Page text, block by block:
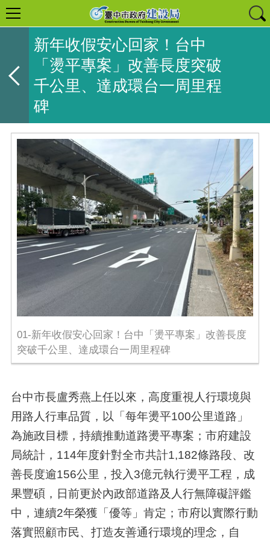
新年收假安心回家！台中
「燙平專案」改善長度突破
千公里、達成環台一周里程
碑
01-新年收假安心回家！台中「燙平專案」改善長度
突破千公里、達成環台一周里程碑
台中市長盧秀燕上任以來，高度重視人行環境與
用路人行車品質，以「每年燙平100公里道路」
為施政目標，持續推動道路燙平專案；市府建設
局統計，114年度針對全市共計1,182條路段、改
善長度逾156公里，投入3億元執行燙平工程，成
果豐碩，日前更於內政部道路及人行無障礙評鑑
中，連續2年榮獲「優等」肯定；市府以實際行動
落實照顧市民、打造友善通行環境的理念，自